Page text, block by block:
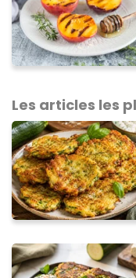
Les articles les